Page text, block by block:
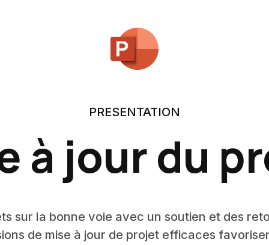
PRESENTATION
à jour du
sur la bonne voie avec un soutien et des
de mise à jour de projet efficaces